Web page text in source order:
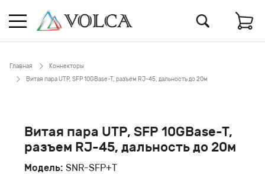
Главная
Коннекторы
Витая пара UTP, SFP 10GBase-T, разъем RJ-45, дальность до 20м
Витая пара UTP, SFP 10GBase-T,
разъем RJ-45, дальность до 20м
Модель: SNR-SFP+T